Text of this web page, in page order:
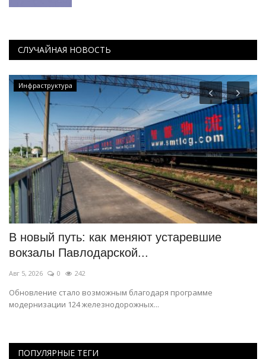
СЛУЧАЙНАЯ НОВОСТЬ
Инфраструктура
В новый путь: как меняют устаревшие
вокзалы Павлодарской...
Авг 5, 2026 0 242
Обновление стало возможным благодаря программе
модернизации 124 железнодорожных...
ПОПУЛЯРНЫЕ ТЕГИ